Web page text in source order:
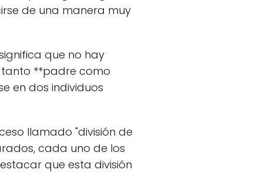
de una manera muy
que no hay
tanto **padre como
en dos individuos
llamado "división de
cada uno de los
que esta división